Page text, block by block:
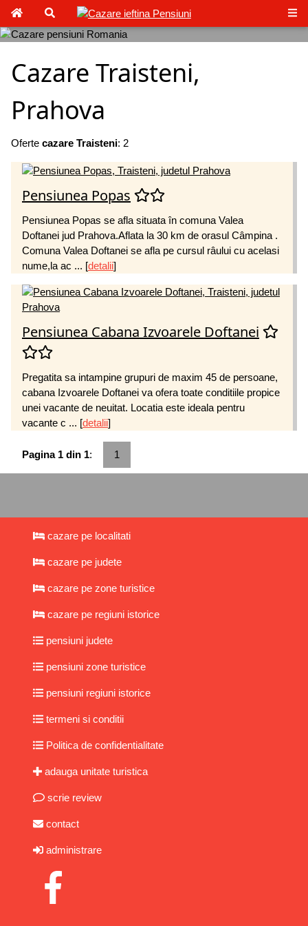
Cazare Traisteni,
Prahova
Oferte cazare Traisteni: 2
Pensiunea Popas
Pensiunea Popas se afla situata în comuna Valea
Doftanei jud Prahova.Aflata la 30 km de orasul Câmpina .
Comuna Valea Doftanei se afla pe cursul râului cu acelasi
nume,la ac ... [detalii]
Pensiunea Cabana Izvoarele Doftanei
Pregatita sa intampine grupuri de maxim 45 de persoane,
cabana Izvoarele Doftanei va ofera toate conditiile propice
unei vacante de neuitat. Locatia este ideala pentru
vacante c ... [detalii]
Pagina 1 din 1: 1
cazare pe localitati
cazare pe judete
cazare pe zone turistice
cazare pe regiuni istorice
pensiuni judete
pensiuni zone turistice
pensiuni regiuni istorice
termeni si conditii
Politica de confidentialitate
adauga unitate turistica
scrie review
contact
administrare